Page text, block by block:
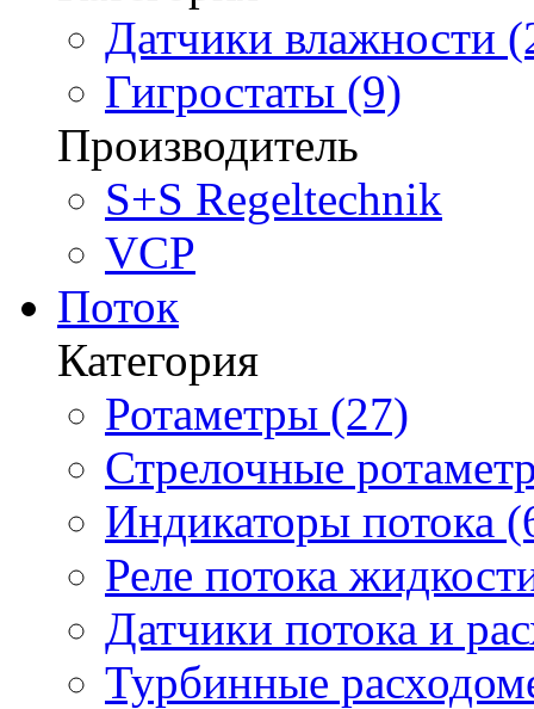
Датчики влажности
Гигростаты (9)
Производитель
S+S Regeltechnik
VCP
Поток
Категория
Ротаметры (27)
Стрелочные
Индикаторы потока
Реле потока
Датчики потока и
Турбинные